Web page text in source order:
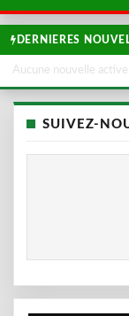
DERNIERES
Aucune nouvelle
SUIVEZ-